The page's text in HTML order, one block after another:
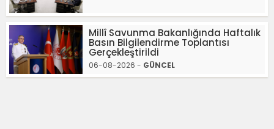
Millî Savunma Bakanlığında Haftalık
Basın Bilgilendirme Toplantısı
Gerçekleştirildi
06-08-2026 - GÜNCEL